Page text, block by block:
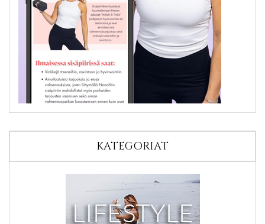
KATEGORIAT